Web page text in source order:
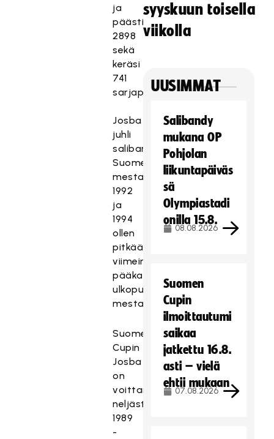
ja
päästi
2898
sekä
keräsi
741
sarjapistettä.
Josba
juhli
salibandyn
Suomen
mestaruutta
1992
ja
1994
ollen
pitkään
viimeinen
pääkaupunkiseudun
ulkopuolinen
mestari.
Suomen
Cupin
Josba
on
voittanut
neljästi:
1989
-
syyskuun toisella
viikolla
UUSIMMAT
Salibandy
mukana OP
Pohjolan
liikuntapäiväs
sä
Olympiastadi
onilla 15.8.
08.08.2026
Suomen
Cupin
ilmoittautumi
saikaa
jatkettu 16.8.
asti – vielä
ehtii mukaan
07.08.2026